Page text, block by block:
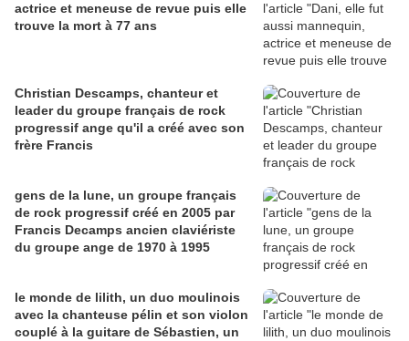
actrice et meneuse de revue puis elle
trouve la mort à 77 ans
Christian Descamps, chanteur et
leader du groupe français de rock
progressif ange qu'il a créé avec son
frère Francis
gens de la lune, un groupe français
de rock progressif créé en 2005 par
Francis Decamps ancien claviériste
du groupe ange de 1970 à 1995
le monde de lilith, un duo moulinois
avec la chanteuse pélin et son violon
couplé à la guitare de Sébastien, un